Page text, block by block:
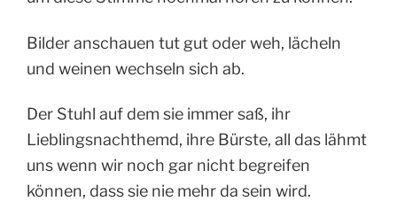
Bilder anschauen tut gut oder weh, lächeln
und weinen wechseln sich ab.
Der Stuhl auf dem sie immer saß, ihr
Lieblingsnachthemd, ihre Bürste, all das lähmt
uns wenn wir noch gar nicht begreifen
können, dass sie nie mehr da sein wird.